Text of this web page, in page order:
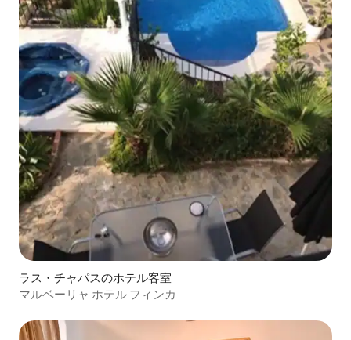
ラス・チャパスのホテル客室
マルベーリャ ホテル フィンカ